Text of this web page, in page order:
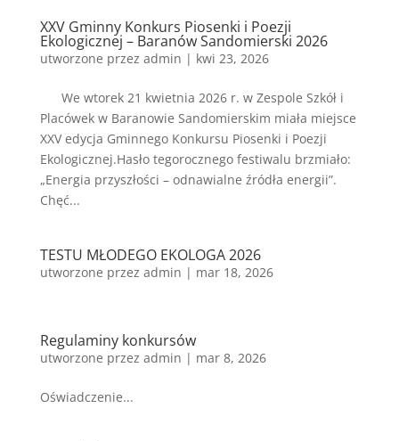
XXV Gminny Konkurs Piosenki i Poezji
Ekologicznej – Baranów Sandomierski 2026
utworzone przez admin | kwi 23, 2026
We wtorek 21 kwietnia 2026 r. w Zespole Szkół i
Placówek w Baranowie Sandomierskim miała miejsce
XXV edycja Gminnego Konkursu Piosenki i Poezji
Ekologicznej.Hasło tegorocznego festiwalu brzmiało:
„Energia przyszłości – odnawialne źródła energii”.
Chęć...
TESTU MŁODEGO EKOLOGA 2026
utworzone przez admin | mar 18, 2026
Regulaminy konkursów
utworzone przez admin | mar 8, 2026
Oświadczenie...